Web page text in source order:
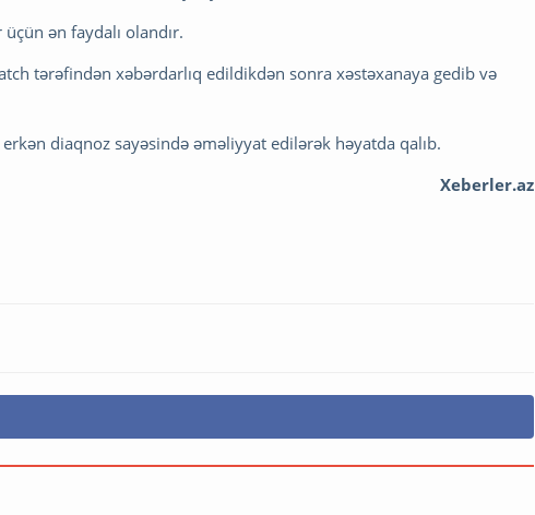
ən faydalı olandır.
tərəfindən xəbərdarlıq edildikdən sonra xəstəxanaya gedib və
diaqnoz sayəsində əməliyyat edilərək həyatda qalıb.
Xeberler.az